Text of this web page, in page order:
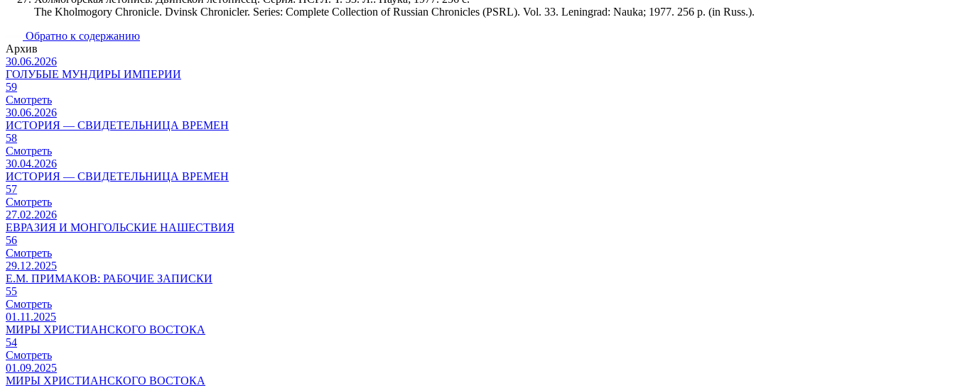
The Kholmogory Chronicle. Dvinsk Chronicler. Series: Complete Collection of Russian Chronicles (PSRL). Vol. 33. Leningrad: Nauka; 1977. 256 p. (in Russ.).
Обратно к содержанию
Архив
30.06.2026
ГОЛУБЫЕ МУНДИРЫ ИМПЕРИИ
59
Смотреть
30.06.2026
ИСТОРИЯ — СВИДЕТЕЛЬНИЦА ВРЕМЕН
58
Смотреть
30.04.2026
ИСТОРИЯ — СВИДЕТЕЛЬНИЦА ВРЕМЕН
57
Смотреть
27.02.2026
ЕВРАЗИЯ И МОНГОЛЬСКИЕ НАШЕСТВИЯ
56
Смотреть
29.12.2025
Е.М. ПРИМАКОВ: РАБОЧИЕ ЗАПИСКИ
55
Смотреть
01.11.2025
МИРЫ ХРИСТИАНСКОГО ВОСТОКА
54
Смотреть
01.09.2025
МИРЫ ХРИСТИАНСКОГО ВОСТОКА